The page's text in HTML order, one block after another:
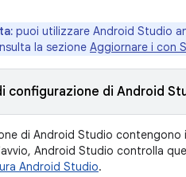
puoi utilizzare Android Studio
la sezione Aggiornare i con
configurazione di Android
di Android Studio
Android Studio controlla
Android Studio.